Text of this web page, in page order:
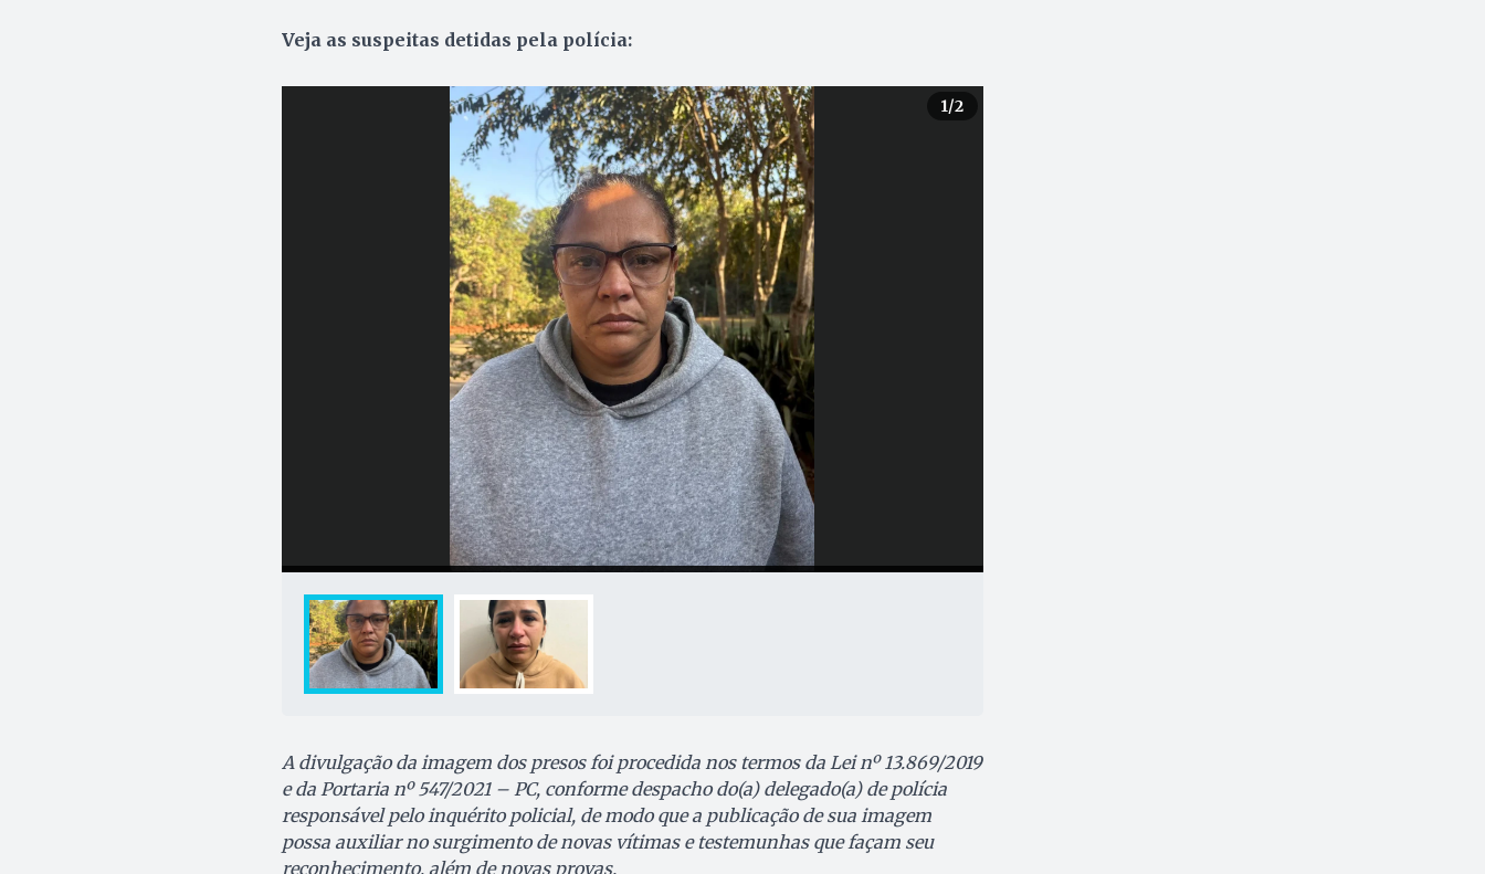
Veja as suspeitas detidas pela polícia:
1/2
A divulgação da imagem dos presos foi procedida nos termos da Lei nº 13.869/2019
e da Portaria nº 547/2021 – PC, conforme despacho do(a) delegado(a) de polícia
responsável pelo inquérito policial, de modo que a publicação de sua imagem
possa auxiliar no surgimento de novas vítimas e testemunhas que façam seu
reconhecimento, além de novas provas.